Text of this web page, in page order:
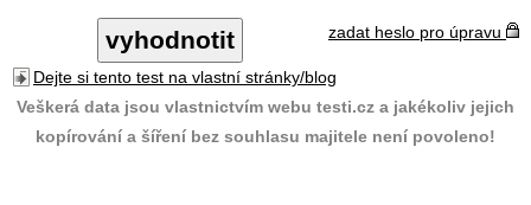
zadat heslo pro úpravu
Dejte si tento test na vlastní stránky/blog
Veškerá data jsou vlastnictvím webu testi.cz a jakékoliv jejich
kopírování a šíření bez souhlasu majitele není povoleno!